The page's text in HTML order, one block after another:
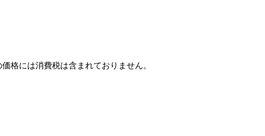
格には消費税は含まれておりません。